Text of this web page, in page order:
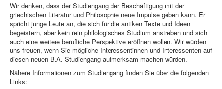
Wir denken, dass der Studiengang der Beschäftigung mit der
griechischen Literatur und Philosophie neue Impulse geben kann. Er
spricht junge Leute an, die sich für die antiken Texte und Ideen
begeistern, aber kein rein philologisches Studium anstreben und sich
auch eine weitere berufliche Perspektive eröffnen wollen. Wir würden
uns freuen, wenn Sie mögliche Interessentinnen und Interessenten auf
diesen neuen B.A.-Studiengang aufmerksam machen würden.
Nähere Informationen zum Studiengang finden Sie über die folgenden
Links: